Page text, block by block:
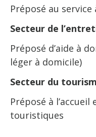
Préposé au
Secteur de
Préposé d’aide à
léger à domicile)
Secteur du
Préposé à
touristiques